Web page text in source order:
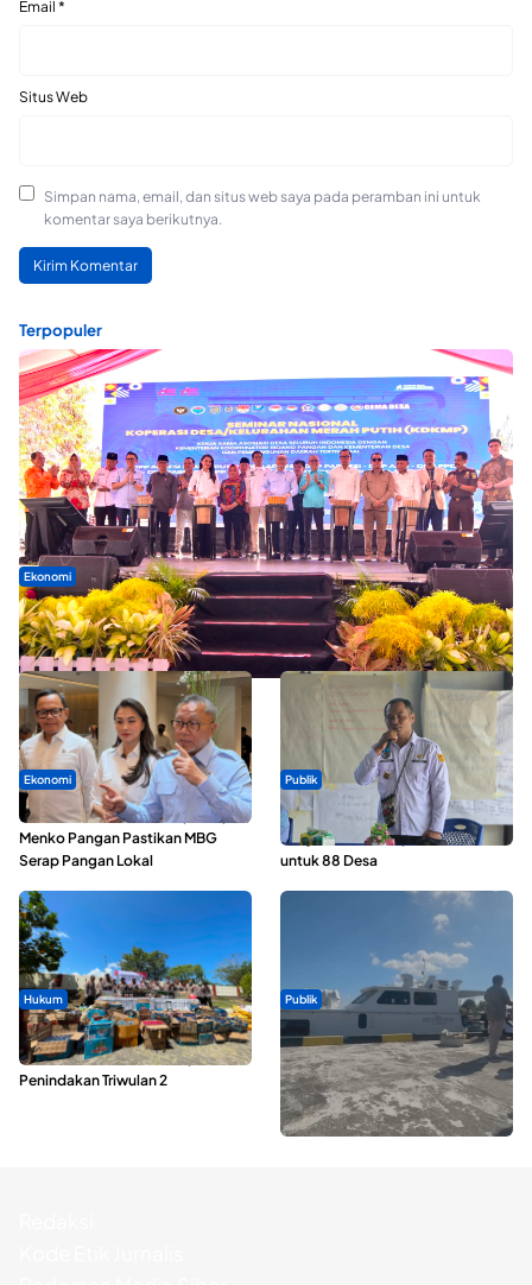
Email *
Situs Web
Simpan nama, email, dan situs web saya pada peramban ini untuk
komentar saya berikutnya.
Terpopuler
Ekonomi
Seminar di Ternate, Mendes Perkuat Sinergi Percepatan
Kopdes Merah Putih
Ekonomi
SPPG di Maluku Utara Dipercepat,
Menko Pangan Pastikan MBG
Serap Pangan Lokal
Publik
ABDESI Morotai Apresiasi
Penyaluran ADD Rp3,13 Miliar
untuk 88 Desa
Hukum
Polda Maluku Utara Musnahkan
Ribuan Liter Miras Hasil Operasi
Penindakan Triwulan 2
Publik
Pelayaran Perdana KM Dodola
Express Terkendala, Baling-baling
Kapal Rusak